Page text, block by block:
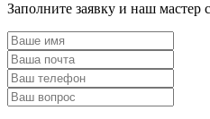
Заполните заявку и наш мастер